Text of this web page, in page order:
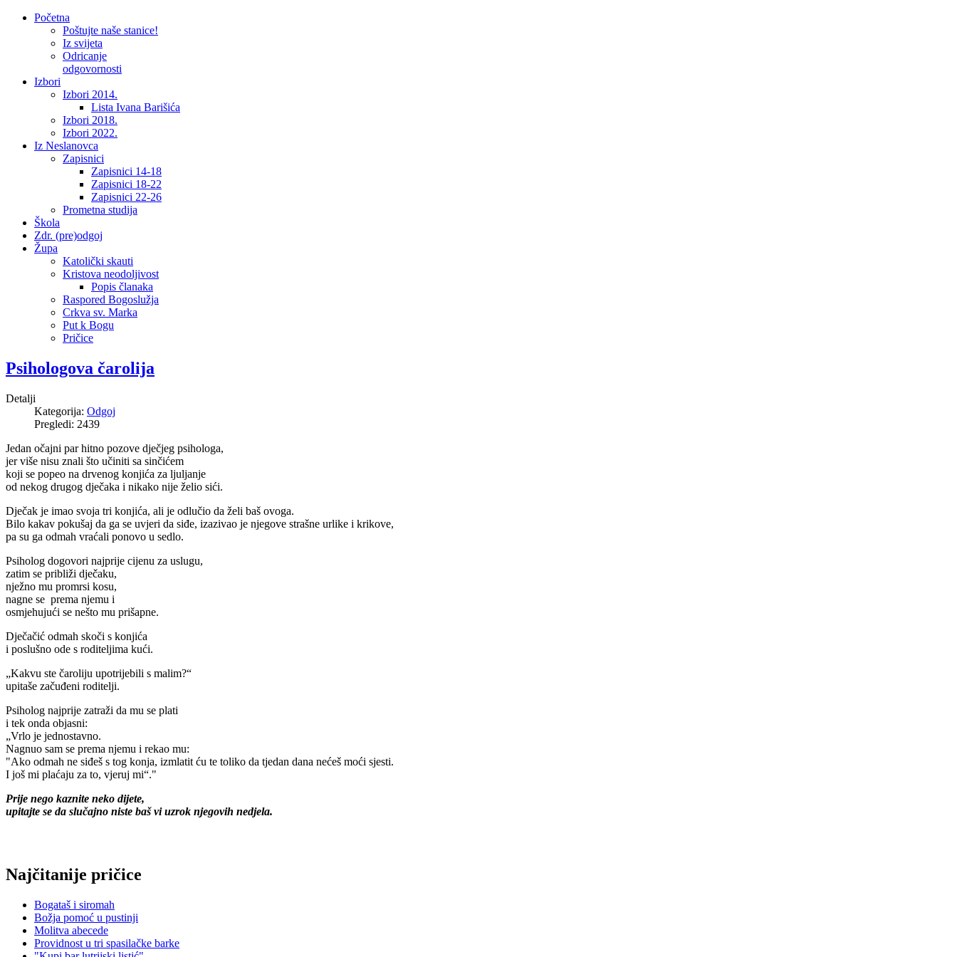
Početna
Poštujte naše stanice!
Iz svijeta
Odricanje
odgovornosti
Izbori
Izbori 2014.
Lista Ivana Barišića
Izbori 2018.
Izbori 2022.
Iz Neslanovca
Zapisnici
Zapisnici 14-18
Zapisnici 18-22
Zapisnici 22-26
Prometna studija
Škola
Zdr. (pre)odgoj
Župa
Katolički skauti
Kristova neodoljivost
Popis članaka
Raspored Bogoslužja
Crkva sv. Marka
Put k Bogu
Pričice
Psihologova čarolija
Detalji
Kategorija: Odgoj
Pregledi: 2439
Jedan očajni par hitno pozove dječjeg psihologa,
jer više nisu znali što učiniti sa sinčićem
koji se popeo na drvenog konjića za ljuljanje
od nekog drugog dječaka i nikako nije želio sići.
Dječak je imao svoja tri konjića, ali je odlučio da želi baš ovoga.
Bilo kakav pokušaj da ga se uvjeri da siđe, izazivao je njegove strašne urlike i krikove,
pa su ga odmah vraćali ponovo u sedlo.
Psiholog dogovori najprije cijenu za uslugu,
zatim se približi dječaku,
nježno mu promrsi kosu,
nagne se prema njemu i
osmjehujući se nešto mu prišapne.
Dječačić odmah skoči s konjića
i poslušno ode s roditeljima kući.
„Kakvu ste čaroliju upotrijebili s malim?“
upitaše začuđeni roditelji.
Psiholog najprije zatraži da mu se plati
i tek onda objasni:
„Vrlo je jednostavno.
Nagnuo sam se prema njemu i rekao mu:
"Ako odmah ne siđeš s tog konja, izmlatit ću te toliko da tjedan dana nećeš moći sjesti.
I još mi plaćaju za to, vjeruj mi“."
Prije nego kaznite neko dijete,
upitajte se da slučajno niste baš vi uzrok njegovih nedjela.
Najčitanije pričice
Bogataš i siromah
Božja pomoć u pustinji
Molitva abecede
Providnost u tri spasilačke barke